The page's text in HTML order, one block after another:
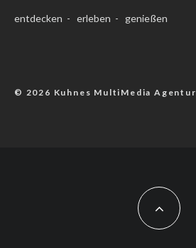
entdecken - erleben - genießen
© 2026 Kuhnes MultiMedia Agentur